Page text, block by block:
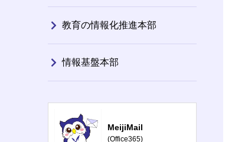
教育の情報化推進本部
情報基盤本部
MeijiMail
(Office365)